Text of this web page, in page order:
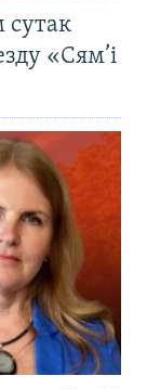
сутак
«Сям’і